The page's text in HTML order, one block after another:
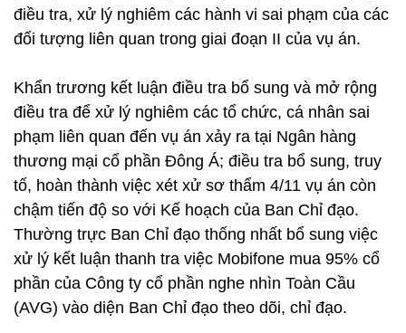
điều tra, xử lý nghiêm các hành vi sai phạm của các
đối tượng liên quan trong giai đoạn II của vụ án.
Khẩn trương kết luận điều tra bổ sung và mở rộng
điều tra để xử lý nghiêm các tổ chức, cá nhân sai
phạm liên quan đến vụ án xảy ra tại Ngân hàng
thương mại cổ phần Đông Á; điều tra bổ sung, truy
tố, hoàn thành việc xét xử sơ thẩm 4/11 vụ án còn
chậm tiến độ so với Kế hoạch của Ban Chỉ đạo.
Thường trực Ban Chỉ đạo thống nhất bổ sung việc
xử lý kết luận thanh tra việc Mobifone mua 95% cổ
phần của Công ty cổ phần nghe nhìn Toàn Cầu
(AVG) vào diện Ban Chỉ đạo theo dõi, chỉ đạo.